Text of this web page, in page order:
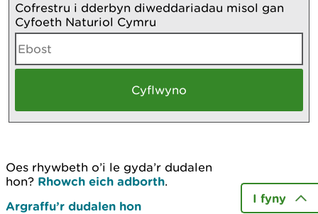
Cofrestru i dderbyn diweddariadau misol gan
Cyfoeth Naturiol Cymru
Oes rhywbeth o’i le gyda’r dudalen
hon? Rhowch eich adborth.
Argraffu’r dudalen hon
I fyny